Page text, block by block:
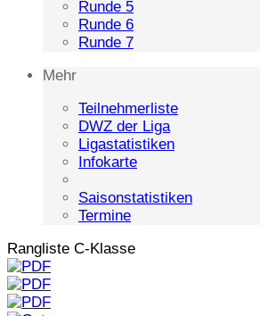
Runde 5
Runde 6
Runde 7
Mehr
Teilnehmerliste
DWZ der Liga
Ligastatistiken
Infokarte
Saisonstatistiken
Termine
Rangliste C-Klasse